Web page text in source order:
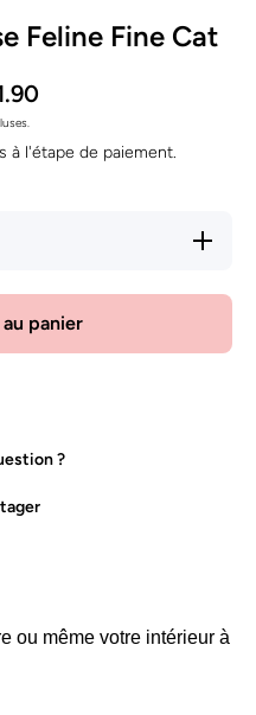
Feline Fine Cat
à l'étape de paiement.
la
cerise
panier
?
ou même votre intérieur à